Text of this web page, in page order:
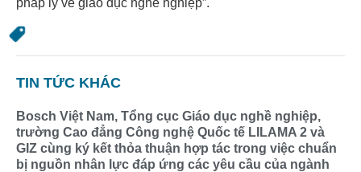
TIN TỨC KHÁC
Bosch Việt Nam, Tổng cục Giáo dục nghề nghiệp,
trường Cao đẳng Công nghệ Quốc tế LILAMA 2 và
GIZ cùng ký kết thỏa thuận hợp tác trong việc chuẩn
bị nguồn nhân lực đáp ứng các yêu cầu của ngành